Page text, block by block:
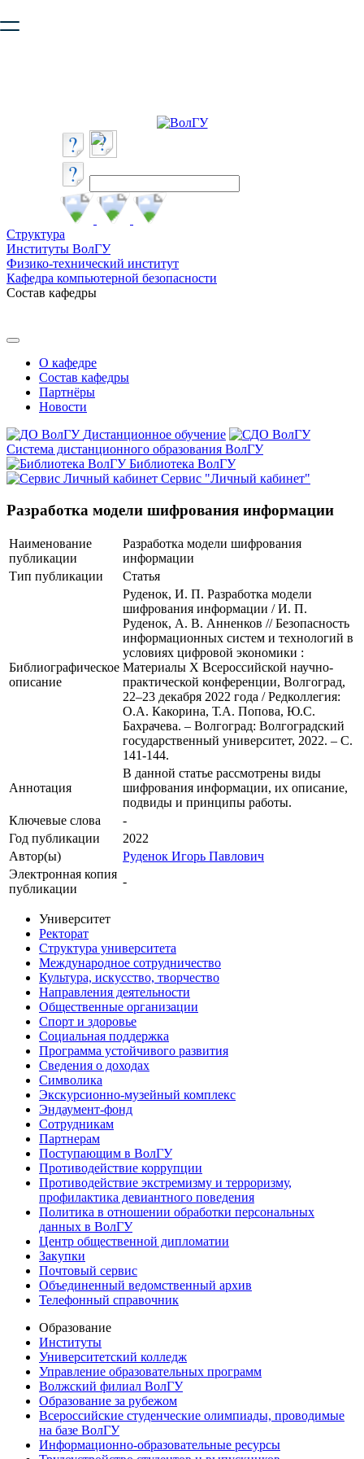
безопасную работу с сайтом. Пожалуйста
Структура
Институты ВолГУ
Физико-технический институт
Кафедра компьютерной безопасности
Состав кафедры
О кафедре
Состав кафедры
Партнёры
Новости
Дистанционное обучение
Система дистанционного образования ВолГУ
Библиотека ВолГУ
Сервис "Личный кабинет"
Разработка модели шифрования информации
Наименование
публикации
Разработка модели шифрования
информации
Тип публикации
Статья
Библиографическое
описание
Руденок, И. П. Разработка модели
шифрования информации / И. П.
Руденок, А. В. Анненков // Безопасность
информационных систем и технологий в
условиях цифровой экономики :
Материалы X Всероссийской научно-
практической конференции, Волгоград,
22–23 декабря 2022 года / Редколлегия:
О.А. Какорина, Т.А. Попова, Ю.С.
Бахрачева. – Волгоград: Волгоградский
государственный университет, 2022. – С.
141-144.
Аннотация
В данной статье рассмотрены виды
шифрования информации, их описание,
подвиды и принципы работы.
Ключевые cлова
-
Год публикации
2022
Автор(ы)
Руденок Игорь Павлович
Электронная копия
публикации
-
Университет
Ректорат
Структура университета
Международное сотрудничество
Культура, искусство, творчество
Направления деятельности
Общественные организации
Спорт и здоровье
Социальная поддержка
Программа устойчивого развития
Сведения о доходах
Символика
Экскурсионно-музейный комплекс
Эндаумент-фонд
Сотрудникам
Партнерам
Поступающим в ВолГУ
Противодействие коррупции
Противодействие экстремизму и терроризму,
профилактика девиантного поведения
Политика в отношении обработки персональных
данных в ВолГУ
Центр общественной дипломатии
Закупки
Почтовый сервис
Объединенный ведомственный архив
Телефонный справочник
Образование
Институты
Университетский колледж
Управление образовательных программ
Волжский филиал ВолГУ
Образование за рубежом
Всероссийские студенческие олимпиады, проводимые
на базе ВолГУ
Информационно-образовательные ресурсы